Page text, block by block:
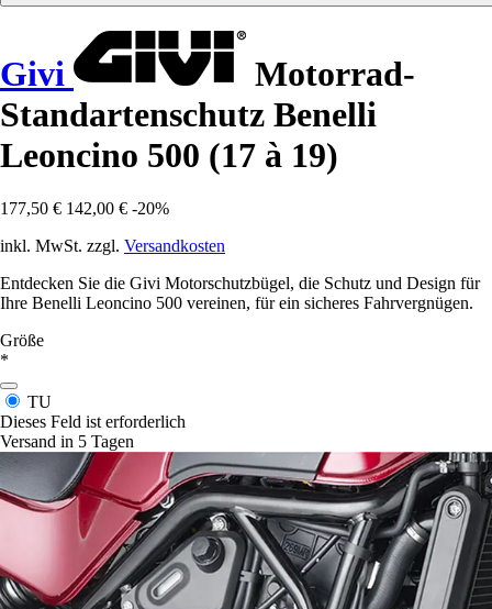
Givi
Motorrad-
Standartenschutz Benelli
Leoncino 500 (17 à 19)
177,50 € 142,00 € -20%
inkl. MwSt. zzgl. Versandkosten
Entdecken Sie die Givi Motorschutzbügel, die Schutz und Design für
Ihre Benelli Leoncino 500 vereinen, für ein sicheres Fahrvergnügen.
Größe
*
TU
Dieses Feld ist erforderlich
Versand in 5 Tagen